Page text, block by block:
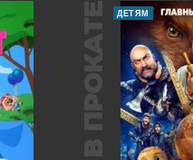
В ПРОКАТЕ ДЕТЯМ